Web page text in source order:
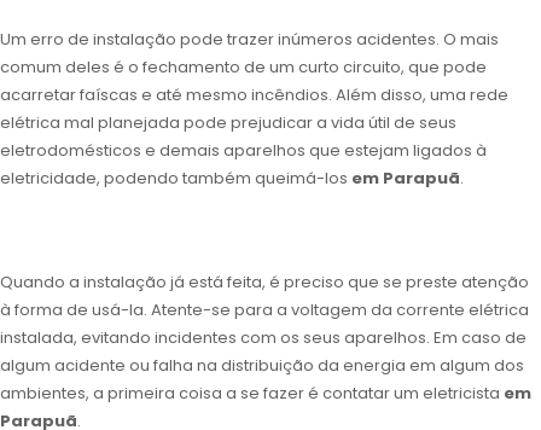
Um erro de instalação pode trazer inúmeros acidentes. O mais
comum deles é o fechamento de um curto circuito, que pode
acarretar faíscas e até mesmo incêndios. Além disso, uma rede
elétrica mal planejada pode prejudicar a vida útil de seus
eletrodomésticos e demais aparelhos que estejam ligados à
eletricidade, podendo também queimá-los em Parapuã.
Quando a instalação já está feita, é preciso que se preste atenção
à forma de usá-la. Atente-se para a voltagem da corrente elétrica
instalada, evitando incidentes com os seus aparelhos. Em caso de
algum acidente ou falha na distribuição da energia em algum dos
ambientes, a primeira coisa a se fazer é contatar um eletricista em
Parapuã.